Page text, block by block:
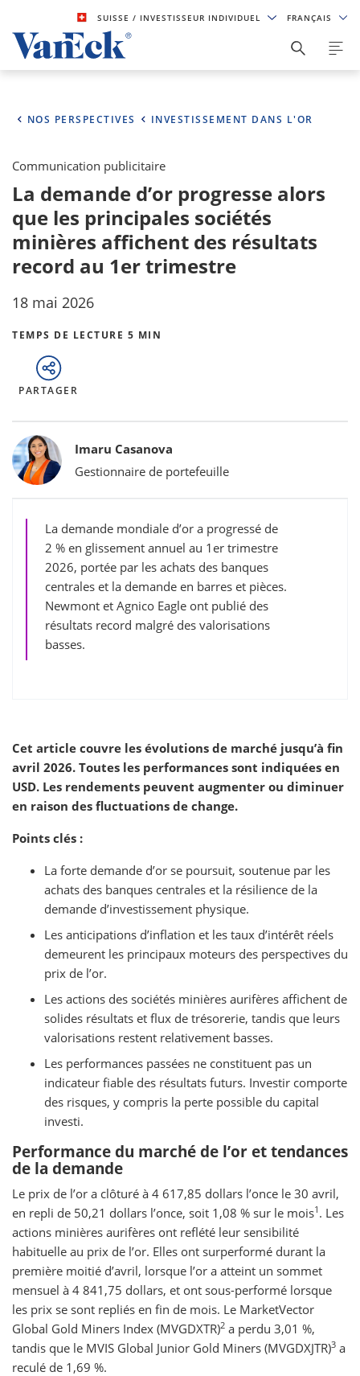
SUISSE/ INVESTISSEUR INDIVIDUEL FRANÇAIS
NOS PERSPECTIVES INVESTISSEMENT DANS L'OR
Communication publicitaire
La demande d’or progresse alors
que les principales sociétés
minières affichent des résultats
record au 1er trimestre
18 mai 2026
TEMPS DE LECTURE 5 MIN
PARTAGER
Bylines
Imaru Casanova
Gestionnaire de portefeuille
La demande mondiale d’or a progressé de
2 % en glissement annuel au 1er trimestre
2026, portée par les achats des banques
centrales et la demande en barres et pièces.
Newmont et Agnico Eagle ont publié des
résultats record malgré des valorisations
basses.
Cet article couvre les évolutions de marché jusqu’à fin
avril 2026. Toutes les performances sont indiquées en
USD. Les rendements peuvent augmenter ou diminuer
en raison des fluctuations de change.
Points clés :
La forte demande d’or se poursuit, soutenue par les
achats des banques centrales et la résilience de la
demande d’investissement physique.
Les anticipations d’inflation et les taux d’intérêt réels
demeurent les principaux moteurs des perspectives du
prix de l’or.
Les actions des sociétés minières aurifères affichent de
solides résultats et flux de trésorerie, tandis que leurs
valorisations restent relativement basses.
Les performances passées ne constituent pas un
indicateur fiable des résultats futurs. Investir comporte
des risques, y compris la perte possible du capital
investi.
Performance du marché de l’or et tendances
de la demande
Le prix de l’or a clôturé à 4 617,85 dollars l’once le 30 avril,
en repli de 50,21 dollars l’once, soit 1,08 % sur le mois1 . Les
actions minières aurifères ont reflété leur sensibilité
habituelle au prix de l’or. Elles ont surperformé durant la
première moitié d’avril, lorsque l’or a atteint un sommet
mensuel à 4 841,75 dollars, et ont sous-performé lorsque
les prix se sont repliés en fin de mois. Le MarketVector
Global Gold Miners Index (MVGDXTR)2 a perdu 3,01 %,
tandis que le MVIS Global Junior Gold Miners (MVGDXJTR)3 a
reculé de 1,69 %.